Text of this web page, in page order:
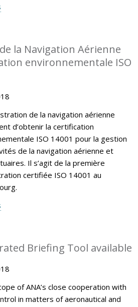
la Navigation Aérienne
environnementale ISO
de la navigation aérienne
d’obtenir la certification
ISO 14001 pour la gestion
de la navigation aérienne et
Il s’agit de la première
certifiée ISO 14001 au
Briefing Tool available
of ANA’s close cooperation with
in matters of aeronautical and